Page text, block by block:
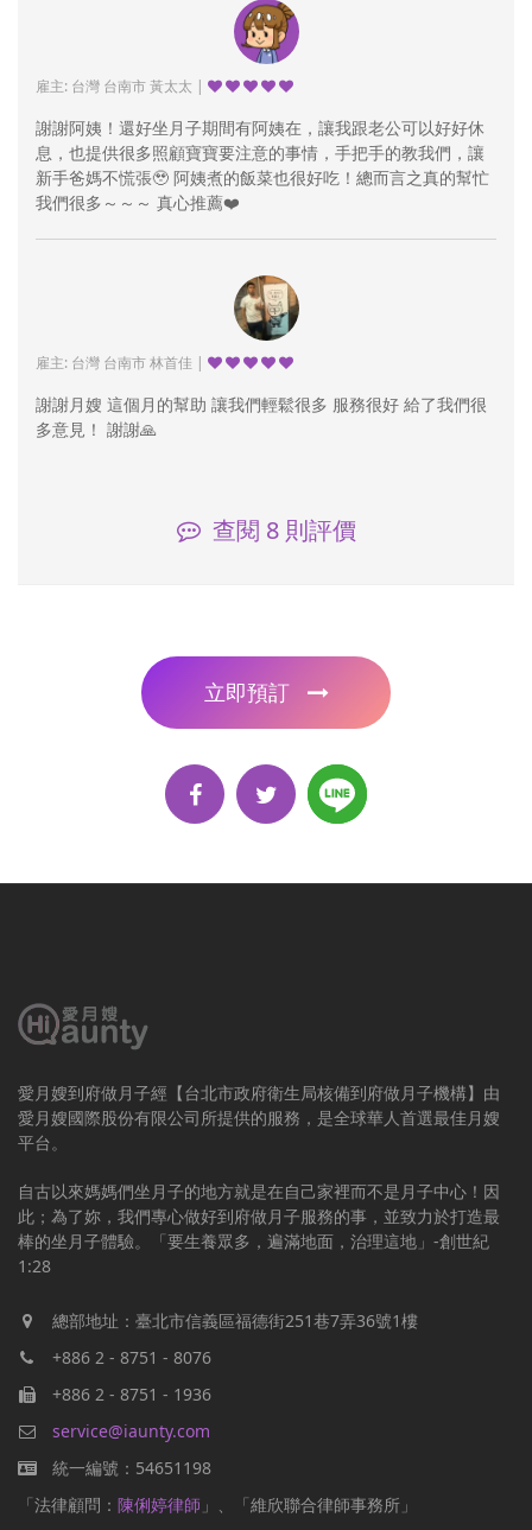
雇主: 台灣 台南市 黃太太 |
謝謝阿姨！還好坐月子期間有阿姨在，讓我跟老公可以好好休
息，也提供很多照顧寶寶要注意的事情，手把手的教我們，讓
新手爸媽不慌張🥹 阿姨煮的飯菜也很好吃！總而言之真的幫忙
我們很多～～～ 真心推薦❤️
雇主: 台灣 台南市 林首佳 |
謝謝月嫂 這個月的幫助 讓我們輕鬆很多 服務很好 給了我們很
多意見！ 謝謝🙏
查閱 8則評價
立即預訂
愛月嫂到府做月子經【台北市政府衛生局核備到府做月子機構】由
愛月嫂國際股份有限公司所提供的服務，是全球華人首選最佳月嫂
平台。
自古以來媽媽們坐月子的地方就是在自己家裡而不是月子中心！因
此；為了妳，我們專心做好到府做月子服務的事，並致力於打造最
棒的坐月子體驗。「要生養眾多，遍滿地面，治理這地」-創世紀
1:28
總部地址：臺北市信義區福德街251巷7弄36號1樓
+886 2 - 8751 - 8076
+886 2 - 8751 - 1936
service@iaunty.com
統一編號：54651198
「法律顧問： 陳俐婷律師 」、「維欣聯合律師事務所」